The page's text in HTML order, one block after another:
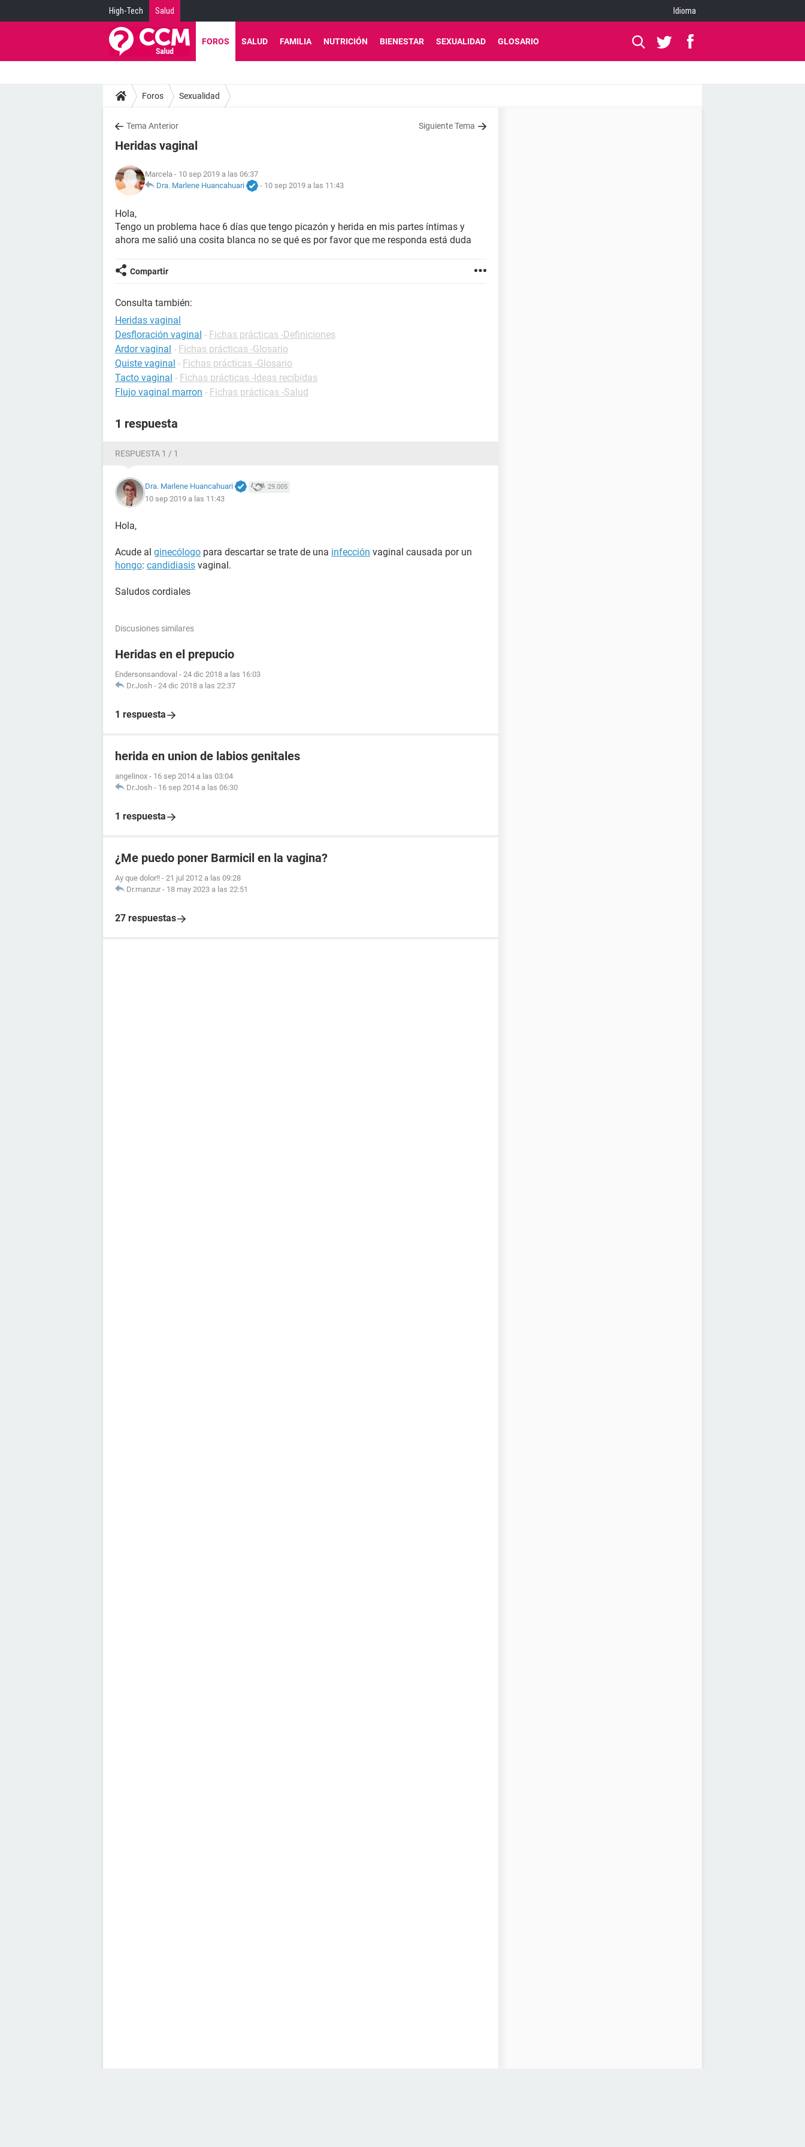
High-Tech Salud Idioma
FOROS SALUD FAMILIA NUTRICIÓN BIENESTAR SEXUALIDAD GLOSARIO
Foros Sexualidad
Tema Anterior Siguiente Tema
Heridas vaginal
Marcela - 10 sep 2019 a las 06:37
Dra. Marlene Huancahuari
- 10 sep 2019 a las 11:43
Hola,
Tengo un problema hace 6 días que tengo picazón y herida en mis partes íntimas y
ahora me salió una cosita blanca no se qué es por favor que me responda está duda
Compartir
Consulta también:
Heridas vaginal
Desfloración vaginal - Fichas prácticas -Definiciones
Ardor vaginal - Fichas prácticas -Glosario
Quiste vaginal - Fichas prácticas -Glosario
Tacto vaginal - Fichas prácticas -Ideas recibidas
Flujo vaginal marron - Fichas prácticas -Salud
1 respuesta
RESPUESTA 1 / 1
Dra. Marlene Huancahuari 29.005
10 sep 2019 a las 11:43
Hola,
Acude al ginecólogo para descartar se trate de una infección vaginal causada por un
hongo: candidiasis vaginal.
Saludos cordiales
Discusiones similares
Heridas en el prepucio
Endersonsandoval - 24 dic 2018 a las 16:03
Dr.Josh - 24 dic 2018 a las 22:37
1 respuesta
herida en union de labios genitales
angelinox - 16 sep 2014 a las 03:04
Dr.Josh - 16 sep 2014 a las 06:30
1 respuesta
¿Me puedo poner Barmicil en la vagina?
Ay que dolor!! - 21 jul 2012 a las 09:28
Dr.manzur - 18 may 2023 a las 22:51
27 respuestas